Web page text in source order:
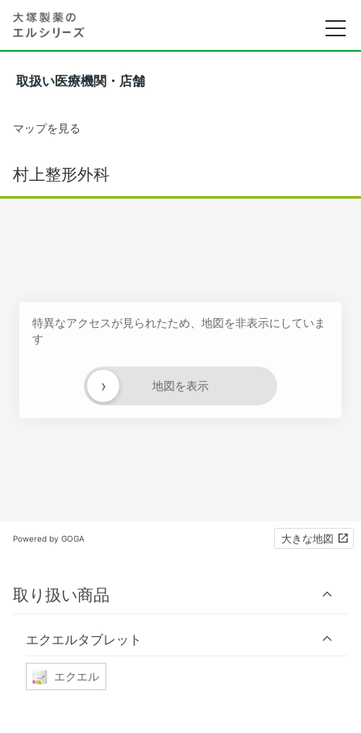
取扱い医療機関・店舗
マップを見る
村上整形外科
特異なアクセスが見られたため、地図を非表示にしていま
す
地図を表示
›
Powered by GOGA 大きな地図
取り扱い商品
エクエルタブレット
エクエル